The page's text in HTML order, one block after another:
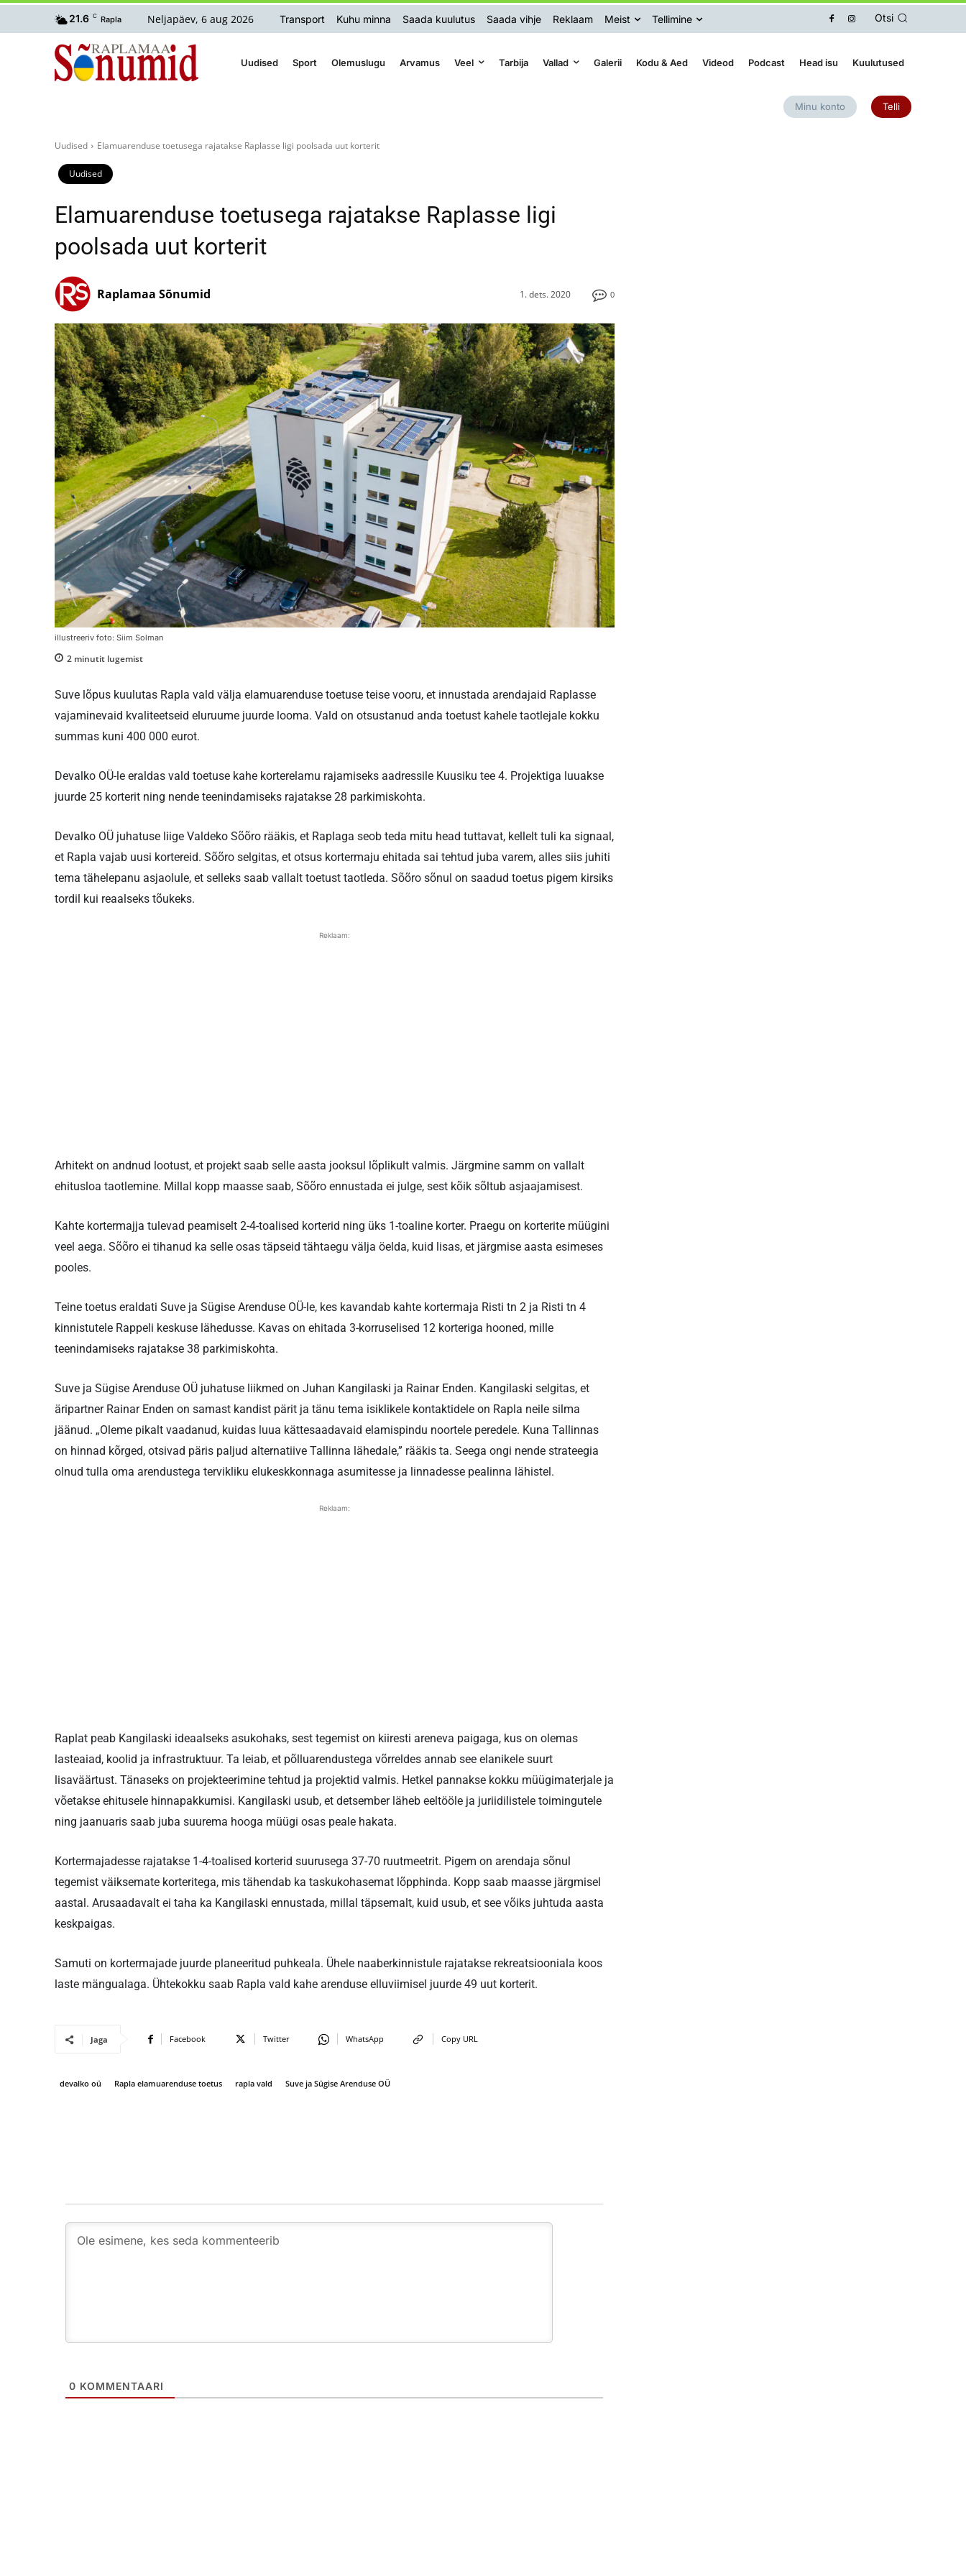
21.6 C Rapla Neljapäev, 6 aug 2026 Transport Kuhu minna Saada kuulutus Saada vihje Reklaam Meist Tellimine Otsi
Uudised Sport Olemuslugu Arvamus Veel Tarbija Vallad Galerii Kodu & Aed Videod Podcast Head isu Kuulutused
Minu konto Telli
Uudised Elamuarenduse toetusega rajatakse Raplasse ligi poolsada uut korterit
Uudised
Elamuarenduse toetusega rajatakse Raplasse ligi
poolsada uut korterit
0
1. dets. 2020
Raplamaa Sõnumid
illustreeriv foto: Siim Solman
2 minutit lugemist
Suve lõpus kuulutas Rapla vald välja elamuarenduse toetuse teise vooru, et innustada arendajaid Raplasse
vajaminevaid kvaliteetseid eluruume juurde looma. Vald on otsustanud anda toetust kahele taotlejale kokku
summas kuni 400 000 eurot.
Devalko OÜ-le eraldas vald toetuse kahe korterelamu rajamiseks aadressile Kuusiku tee 4. Projektiga luuakse
juurde 25 korterit ning nende teenindamiseks rajatakse 28 parkimiskohta.
Devalko OÜ juhatuse liige Valdeko Sõõro rääkis, et Raplaga seob teda mitu head tuttavat, kellelt tuli ka signaal,
et Rapla vajab uusi kortereid. Sõõro selgitas, et otsus kortermaju ehitada sai tehtud juba varem, alles siis juhiti
tema tähelepanu asjaolule, et selleks saab vallalt toetust taotleda. Sõõro sõnul on saadud toetus pigem kirsiks
tordil kui reaalseks tõukeks.
Reklaam:
Arhitekt on andnud lootust, et projekt saab selle aasta jooksul lõplikult valmis. Järgmine samm on vallalt
ehitusloa taotlemine. Millal kopp maasse saab, Sõõro ennustada ei julge, sest kõik sõltub asjaajamisest.
Kahte kortermajja tulevad peamiselt 2-4-toalised korterid ning üks 1-toaline korter. Praegu on korterite müügini
veel aega. Sõõro ei tihanud ka selle osas täpseid tähtaegu välja öelda, kuid lisas, et järgmise aasta esimeses
pooles.
Teine toetus eraldati Suve ja Sügise Arenduse OÜ-le, kes kavandab kahte kortermaja Risti tn 2 ja Risti tn 4
kinnistutele Rappeli keskuse lähedusse. Kavas on ehitada 3-korruselised 12 korteriga hooned, mille
teenindamiseks rajatakse 38 parkimiskohta.
Suve ja Sügise Arenduse OÜ juhatuse liikmed on Juhan Kangilaski ja Rainar Enden. Kangilaski selgitas, et
äripartner Rainar Enden on samast kandist pärit ja tänu tema isiklikele kontaktidele on Rapla neile silma
jäänud. „Oleme pikalt vaadanud, kuidas luua kättesaadavaid elamispindu noortele peredele. Kuna Tallinnas
on hinnad kõrged, otsivad päris paljud alternatiive Tallinna lähedale,” rääkis ta. Seega ongi nende strateegia
olnud tulla oma arendustega tervikliku elukeskkonnaga asumitesse ja linnadesse pealinna lähistel.
Reklaam:
Raplat peab Kangilaski ideaalseks asukohaks, sest tegemist on kiiresti areneva paigaga, kus on olemas
lasteaiad, koolid ja infrastruktuur. Ta leiab, et põlluarendustega võrreldes annab see elanikele suurt
lisaväärtust. Tänaseks on projekteerimine tehtud ja projektid valmis. Hetkel pannakse kokku müügimaterjale ja
võetakse ehitusele hinnapakkumisi. Kangilaski usub, et detsember läheb eeltööle ja juriidilistele toimingutele
ning jaanuaris saab juba suurema hooga müügi osas peale hakata.
Kortermajadesse rajatakse 1-4-toalised korterid suurusega 37-70 ruutmeetrit. Pigem on arendaja sõnul
tegemist väiksemate korteritega, mis tähendab ka taskukohasemat lõpphinda. Kopp saab maasse järgmisel
aastal. Arusaadavalt ei taha ka Kangilaski ennustada, millal täpsemalt, kuid usub, et see võiks juhtuda aasta
keskpaigas.
Samuti on kortermajade juurde planeeritud puhkeala. Ühele naaberkinnistule rajatakse rekreatsiooniala koos
laste mängualaga. Ühtekokku saab Rapla vald kahe arenduse elluviimisel juurde 49 uut korterit.
Jaga Facebook Twitter WhatsApp Copy URL
devalko oü Rapla elamuarenduse toetus rapla vald Suve ja Sügise Arenduse OÜ
0 KOMMENTAARI